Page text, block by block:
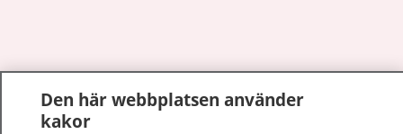
1177 på flera språk
Den här webbplatsen använder
kakor